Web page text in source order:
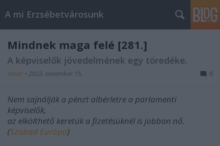
A mi Erzsébetvárosunk
Mindnek maga felé [281.]
A képviselők jövedelmének egy töredéke.
amier • 2022. november 15. 0
Nem sajnálják a pénzt albérletre a parlamenti
képviselők,
az elkölthető keretük a fizetésüknél is jobban nő.
(Szabad Európa)